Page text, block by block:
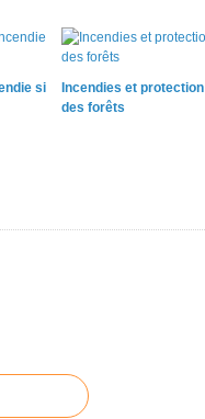
si
Incendies et protection
des forêts